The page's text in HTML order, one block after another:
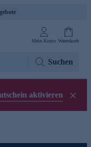
Mein Konto Warenkorb
Suchen
aktivieren